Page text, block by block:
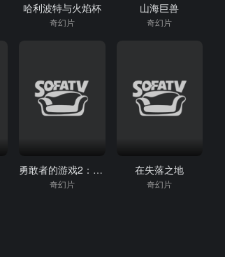
哈利波特与火焰杯
奇幻片
山海巨兽
奇幻片
勇敢者的游戏2：太空飞行棋
奇幻片
在失落之地
奇幻片